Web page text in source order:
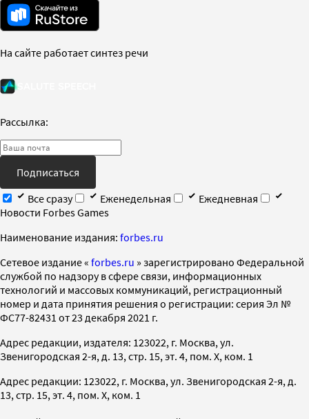
На сайте работает синтез речи
Рассылка:
Подписаться
Все сразу
Еженедельная
Ежедневная
Новости Forbes Games
Наименование издания: forbes.ru
Cетевое издание « forbes.ru » зарегистрировано Федеральной
службой по надзору в сфере связи, информационных
технологий и массовых коммуникаций, регистрационный
номер и дата принятия решения о регистрации: серия Эл №
ФС77-82431 от 23 декабря 2021 г.
Адрес редакции, издателя: 123022, г. Москва, ул.
Звенигородская 2-я, д. 13, стр. 15, эт. 4, пом. X, ком. 1
Адрес редакции: 123022, г. Москва, ул. Звенигородская 2-я, д.
13, стр. 15, эт. 4, пом. X, ком. 1